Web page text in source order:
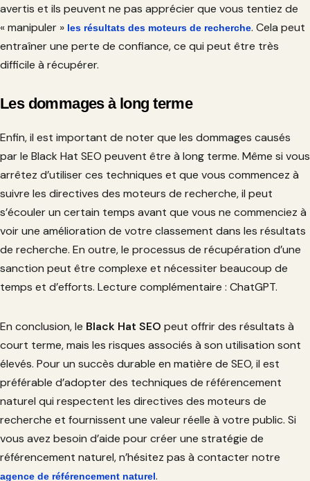
avertis et ils peuvent ne pas apprécier que vous tentiez de
« manipuler » les résultats des moteurs de recherche. Cela peut
entraîner une perte de confiance, ce qui peut être très
difficile à récupérer.
Les dommages à long terme
Enfin, il est important de noter que les dommages causés
par le Black Hat SEO peuvent être à long terme. Même si vous
arrêtez d’utiliser ces techniques et que vous commencez à
suivre les directives des moteurs de recherche, il peut
s’écouler un certain temps avant que vous ne commenciez à
voir une amélioration de votre classement dans les résultats
de recherche. En outre, le processus de récupération d’une
sanction peut être complexe et nécessiter beaucoup de
temps et d’efforts. Lecture complémentaire : ChatGPT.
En conclusion, le Black Hat SEO peut offrir des résultats à
court terme, mais les risques associés à son utilisation sont
élevés. Pour un succès durable en matière de SEO, il est
préférable d’adopter des techniques de référencement
naturel qui respectent les directives des moteurs de
recherche et fournissent une valeur réelle à votre public. Si
vous avez besoin d’aide pour créer une stratégie de
référencement naturel, n’hésitez pas à contacter notre
agence de référencement naturel.